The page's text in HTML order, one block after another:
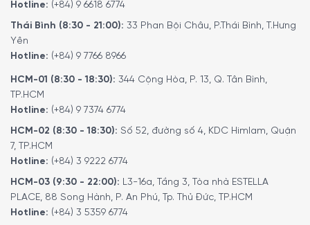
Hotline: (+84) 9 6618 6774
Thái Bình (8:30 - 21:00): 33 Phan Bội Châu, P.Thái Bình, T.Hưng
Yên
Hotline: (+84) 9 7766 8966
HCM-01 (8:30 - 18:30): 344 Cộng Hòa, P. 13, Q. Tân Bình,
TP.HCM
Hotline: (+84) 9 7374 6774
HCM-02 (8:30 - 18:30): Số 52, đường số 4, KDC Himlam, Quận
7, TP.HCM
Hotline: (+84) 3 9222 6774
HCM-03 (9:30 - 22:00): L3-16a, Tầng 3, Tòa nhà ESTELLA
PLACE, 88 Song Hành, P. An Phú, Tp. Thủ Đức, TP.HCM
Hotline: (+84) 3 5359 6774